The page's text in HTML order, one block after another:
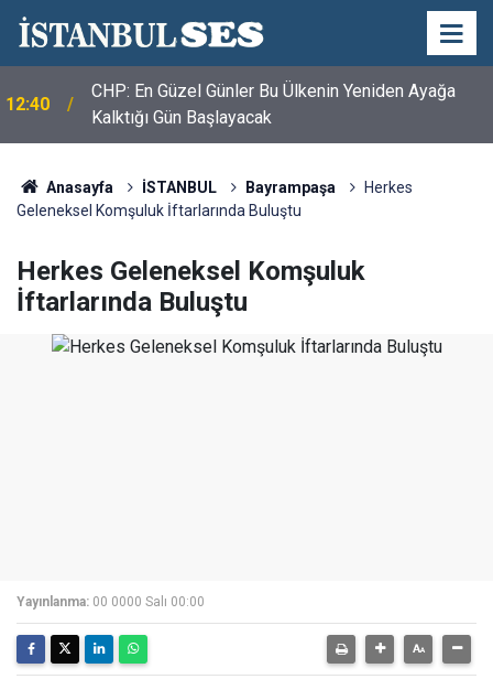
12:40
CHP: En Güzel Günler Bu Ülkenin Yeniden Ayağa
Kalktığı Gün Başlayacak
Anasayfa İSTANBUL Bayrampaşa
Herkes
Geleneksel Komşuluk İftarlarında Buluştu
Herkes Geleneksel Komşuluk
İftarlarında Buluştu
Yayınlanma: 00 0000 Salı 00:00